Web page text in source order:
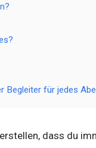
Begleiter für jedes
dass du